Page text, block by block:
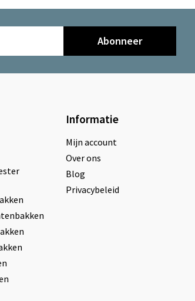
Abonneer
Informatie
Mijn account
Over ons
Blog
Privacybeleid